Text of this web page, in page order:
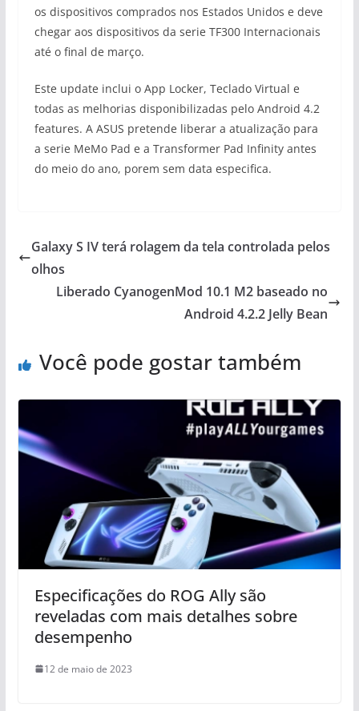
os dispositivos comprados nos Estados Unidos e deve
chegar aos dispositivos da serie TF300 Internacionais
até o final de março.
Este update inclui o App Locker, Teclado Virtual e
todas as melhorias disponibilizadas pelo Android 4.2
features. A ASUS pretende liberar a atualização para
a serie MeMo Pad e a Transformer Pad Infinity antes
do meio do ano, porem sem data especifica.
Galaxy S IV terá rolagem da tela controlada pelos
olhos
Liberado CyanogenMod 10.1 M2 baseado no
Android 4.2.2 Jelly Bean
Você pode gostar também
Especificações do ROG Ally são
reveladas com mais detalhes sobre
desempenho
12 de maio de 2023